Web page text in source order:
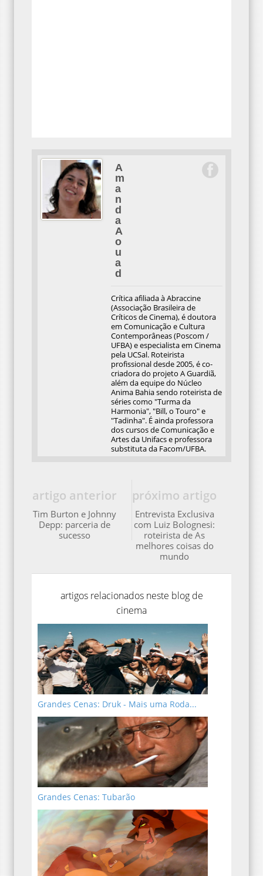
A
m
a
n
d
a
A
o
u
a
d
Crítica afiliada à Abraccine
(Associação Brasileira de
Críticos de Cinema), é doutora
em Comunicação e Cultura
Contemporâneas (Poscom /
UFBA) e especialista em Cinema
pela UCSal. Roteirista
profissional desde 2005, é co-
criadora do projeto A Guardiã,
além da equipe do Núcleo
Anima Bahia sendo roteirista de
séries como "Turma da
Harmonia", "Bill, o Touro" e
"Tadinha". É ainda professora
dos cursos de Comunicação e
Artes da Unifacs e professora
substituta da Facom/UFBA.
próximo artigo
Entrevista Exclusiva
com Luiz Bolognesi:
roteirista de As
melhores coisas do
mundo
artigo anterior
Tim Burton e Johnny
Depp: parceria de
sucesso
artigos relacionados neste blog de
cinema
Grandes Cenas: Druk - Mais uma Roda...
Grandes Cenas: Tubarão